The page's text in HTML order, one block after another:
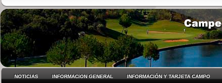
NOTICIAS INFORMACION GENERAL INFORMACIÓN Y TARJETA CAMPO